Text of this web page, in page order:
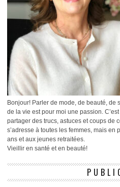
Bonjour! Parler de mode, de beauté, de
de la vie est pour moi une passion.
partager des trucs, astuces et coups de
s’adresse à toutes les femmes, mais
ans et aux jeunes retraitées.
Vieillir en santé et en beauté!